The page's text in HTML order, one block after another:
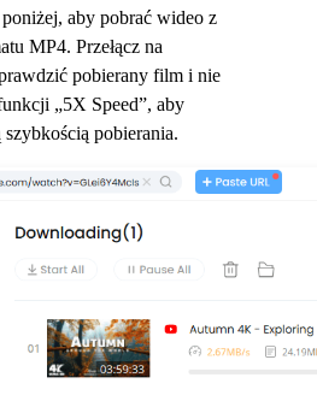
aby pobrać wideo z
MP4. Przełącz na
pobierany film i nie
„5X Speed”, aby
pobierania.